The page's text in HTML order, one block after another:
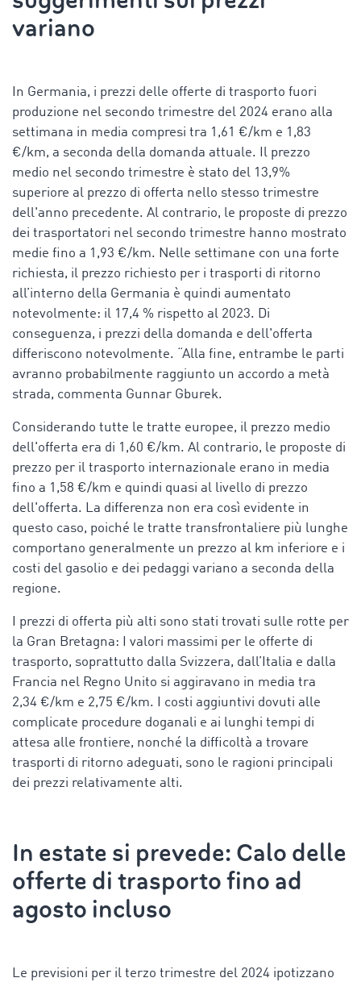
variano
In Germania, i prezzi delle offerte di trasporto fuori
produzione nel secondo trimestre del 2024 erano alla
settimana in media compresi tra 1,61 €/km e 1,83
€/km, a seconda della domanda attuale. Il prezzo
medio nel secondo trimestre è stato del 13,9%
superiore al prezzo di offerta nello stesso trimestre
dell'anno precedente. Al contrario, le proposte di prezzo
dei trasportatori nel secondo trimestre hanno mostrato
medie fino a 1,93 €/km. Nelle settimane con una forte
richiesta, il prezzo richiesto per i trasporti di ritorno
all’interno della Germania è quindi aumentato
notevolmente: il 17,4 % rispetto al 2023. Di
conseguenza, i prezzi della domanda e dell'offerta
differiscono notevolmente. “Alla fine, entrambe le parti
avranno probabilmente raggiunto un accordo a metà
strada, commenta Gunnar Gburek.
Considerando tutte le tratte europee, il prezzo medio
dell'offerta era di 1,60 €/km. Al contrario, le proposte di
prezzo per il trasporto internazionale erano in media
fino a 1,58 €/km e quindi quasi al livello di prezzo
dell'offerta. La differenza non era così evidente in
questo caso, poiché le tratte transfrontaliere più lunghe
comportano generalmente un prezzo al km inferiore e i
costi del gasolio e dei pedaggi variano a seconda della
regione.
I prezzi di offerta più alti sono stati trovati sulle rotte per
la Gran Bretagna: I valori massimi per le offerte di
trasporto, soprattutto dalla Svizzera, dall’Italia e dalla
Francia nel Regno Unito si aggiravano in media tra
2,34 €/km e 2,75 €/km. I costi aggiuntivi dovuti alle
complicate procedure doganali e ai lunghi tempi di
attesa alle frontiere, nonché la difficoltà a trovare
trasporti di ritorno adeguati, sono le ragioni principali
dei prezzi relativamente alti.
In estate si prevede: Calo delle
offerte di trasporto fino ad
agosto incluso
Le previsioni per il terzo trimestre del 2024 ipotizzano